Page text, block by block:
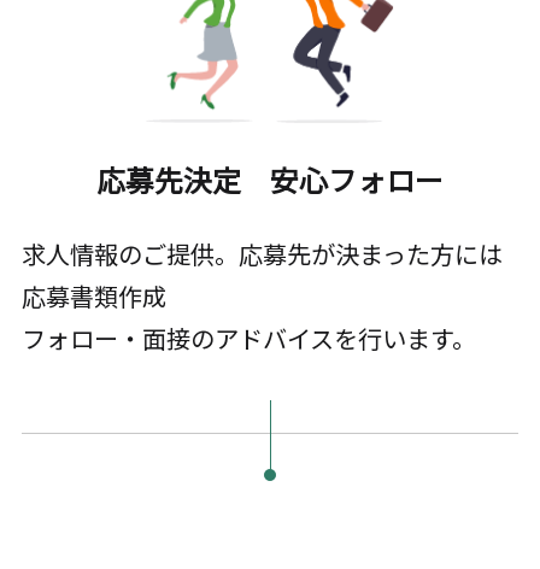
応募先決定 安心フォロー
求人情報のご提供。応募先が決まった方には
応募書類作成
フォロー・面接のアドバイスを行います。